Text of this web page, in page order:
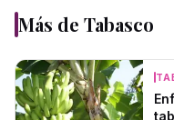
Más de Tabasco